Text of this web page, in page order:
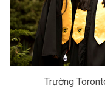
Trường